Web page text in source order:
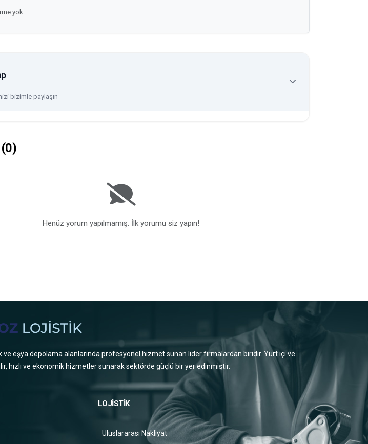
yok.
bizimle paylaşın
0)
Henüz yorum yapılmamış. İlk yorumu siz yapın!
ve eşya depolama alanlarında profesyonel hizmet sunan lider firmalardan biridir. Yurt içi ve
hızlı ve ekonomik hizmetler sunarak sektörde güçlü bir yer edinmiştir.
LOJİSTİK
Uluslararası Nakliyat